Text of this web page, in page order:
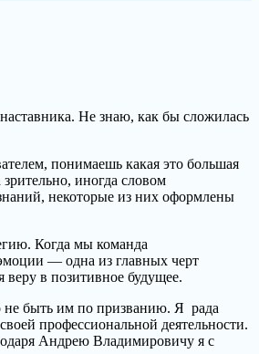
Не знаю, как бы сложилась
понимаешь какая это большая
иногда словом
некоторые из них оформлены
Когда мы команда
— одна из главных черт
в позитивное будущее.
не быть им по призванию. Я рада
профессиональной деятельности.
Андрею Владимировичу я с